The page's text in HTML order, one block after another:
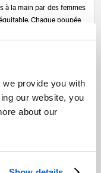
provide you with
our website, you
about our
à la main par des femmes
Chaque poupée
par poupée, elles se
la mission de la
votre marque dans tout
de faire passer le
plus en plus difficile